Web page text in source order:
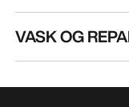
VASK OG